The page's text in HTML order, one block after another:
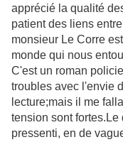
apprécié la qualité
patient des liens
monsieur Le Corre
monde qui nous
C'est un roman
troubles avec l'envie
lecture;mais il me
tension sont
pressenti, en de